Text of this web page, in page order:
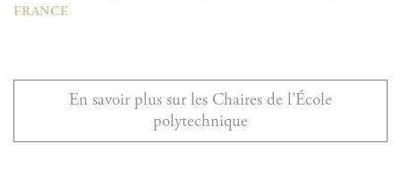
FRANCE
En savoir plus sur les Chaires de l’École
polytechnique